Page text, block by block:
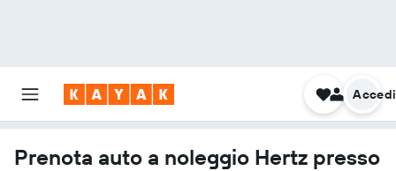
Accedi
Prenota auto a noleggio Hertz presso